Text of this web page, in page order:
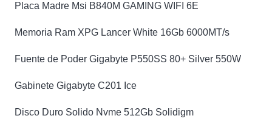
Placa Madre Msi B840M GAMING WIFI 6E
Memoria Ram XPG Lancer White 16Gb 6000MT/s
Fuente de Poder Gigabyte P550SS 80+ Silver 550W
Gabinete Gigabyte C201 Ice
Disco Duro Solido Nvme 512Gb Solidigm